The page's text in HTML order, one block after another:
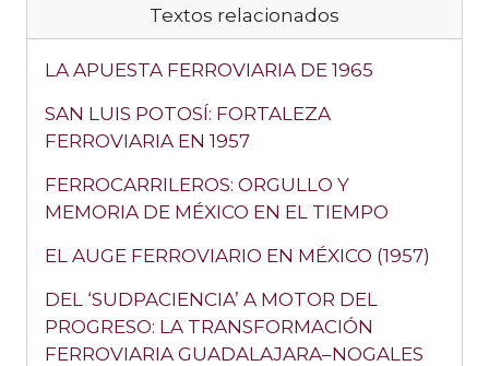
Textos relacionados
LA APUESTA FERROVIARIA DE 1965
SAN LUIS POTOSÍ: FORTALEZA
FERROVIARIA EN 1957
FERROCARRILEROS: ORGULLO Y
MEMORIA DE MÉXICO EN EL TIEMPO
EL AUGE FERROVIARIO EN MÉXICO (1957)
DEL ‘SUDPACIENCIA’ A MOTOR DEL
PROGRESO: LA TRANSFORMACIÓN
FERROVIARIA GUADALAJARA–NOGALES